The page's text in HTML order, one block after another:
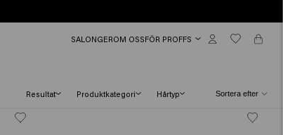
SALONGEROM OSSFÖR PROFFS
Resultat Produktkategori Hårtyp